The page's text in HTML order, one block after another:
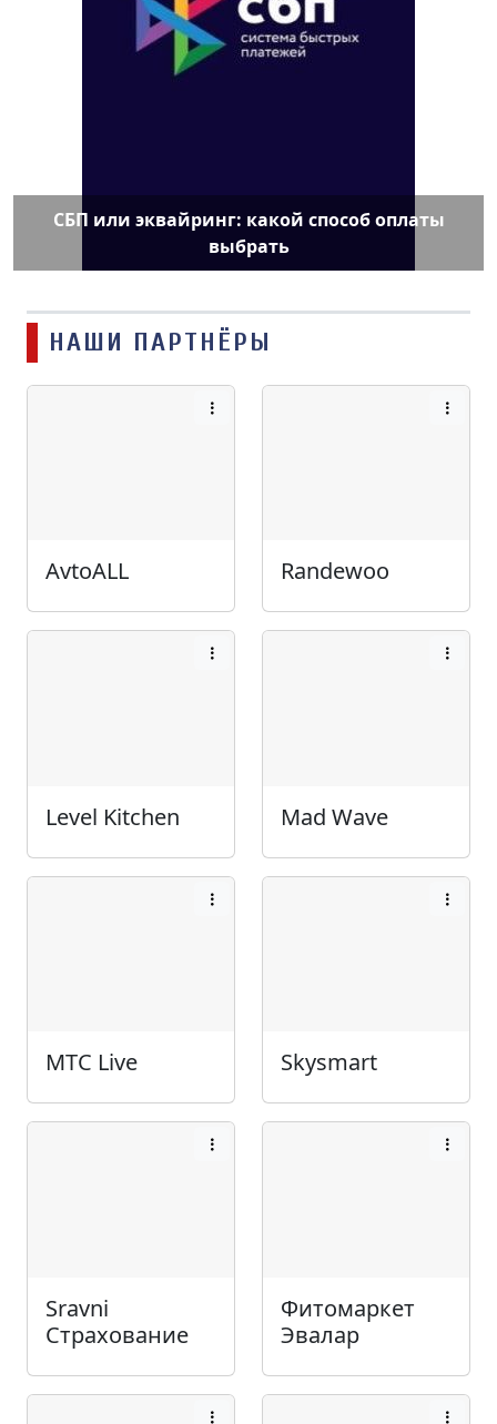
СБП или эквайринг: какой способ оплаты
выбрать
НАШИ ПАРТНЁРЫ
AvtoALL Randewoo
Level Kitchen Mad Wave
МТС Live Skysmart
Sravni
Страхование
Фитомаркет
Эвалар